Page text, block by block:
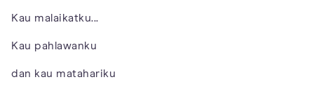
Kau malaikatku...
Kau pahlawanku
dan kau matahariku